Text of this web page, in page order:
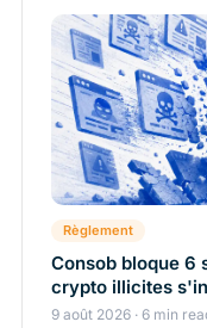
Règlement
Consob bloque 6
crypto illicites
9 août 2026 · 6 min